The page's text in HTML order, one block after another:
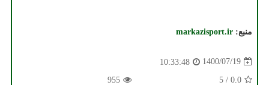
منبع: markazisport.ir
1400/07/19
10:33:48
0.0
/
5
955